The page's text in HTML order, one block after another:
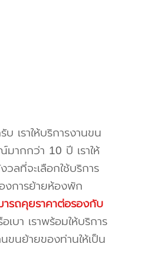
เราให้บริการงานขน
กกว่า 10 ปี เราให้
ลที่จะเลือกใช้บริการ
งการย้ายห้องพัก
รถคุยราคาต่อรองกับ
บา เราพร้อมให้บริการ
ขนย้ายของท่านให้เป็น